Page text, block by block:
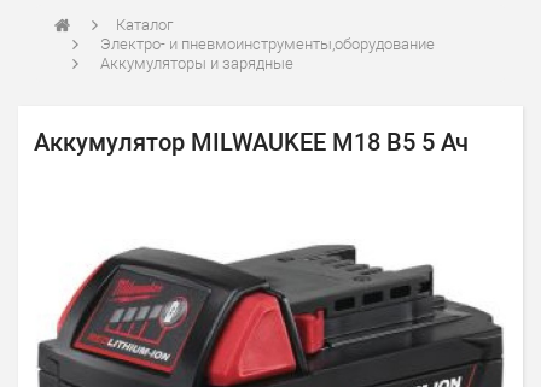
Каталог
Электро- и пневмоинструменты,оборудование
Аккумуляторы и зарядные
Аккумулятор MILWAUKEE M18 B5 5 Ач